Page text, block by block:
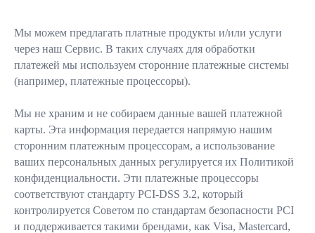
Мы можем предлагать платные продукты и/или услуги
через наш Сервис. В таких случаях для обработки
платежей мы используем сторонние платежные системы
(например, платежные процессоры).
Мы не храним и не собираем данные вашей платежной
карты. Эта информация передается напрямую нашим
сторонним платежным процессорам, а использование
ваших персональных данных регулируется их Политикой
конфиденциальности. Эти платежные процессоры
соответствуют стандарту PCI-DSS 3.2, который
контролируется Советом по стандартам безопасности PCI
и поддерживается такими брендами, как Visa, Mastercard,